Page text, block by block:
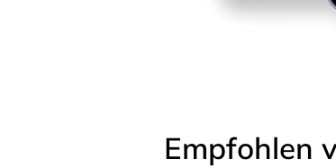
Empfohlen